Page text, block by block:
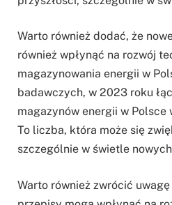
Warto również dodać, że
również wpłynąć na rozwój
magazynowania energii w
badawczych, w 2023 roku
magazynów energii w Polsce
To liczba, która może się
szczególnie w świetle
Warto również zwrócić